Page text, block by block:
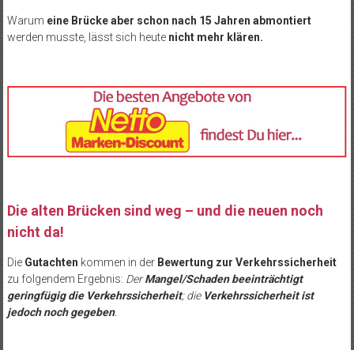
Warum eine Brücke aber schon nach 15 Jahren abmontiert
werden musste, lässt sich heute nicht mehr klären.
Die alten Brücken sind weg – und die neuen noch
nicht da!
Die Gutachten kommen in der Bewertung zur Verkehrssicherheit
zu folgendem Ergebnis: DerMangel/Schaden beeinträchtigt
geringfügig die Verkehrssicherheit; die Verkehrssicherheit ist
jedoch noch gegeben.